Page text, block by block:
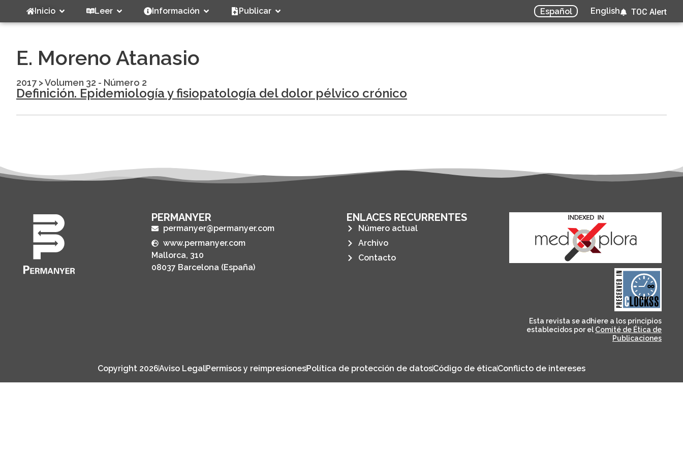
Inicio Leer Información Publicar Español English TOC Alert
E. Moreno Atanasio
2017 >Volumen 32 - Número 2
Definición. Epidemiología y fisiopatología del dolor pélvico crónico
PERMANYER
permanyer@permanyer.com
www.permanyer.com
Mallorca, 310
08037 Barcelona (España)
ENLACES RECURRENTES
Número actual
Archivo
Contacto
CLOCKSS is a dak archive
that ensures the long-
term survival of web-
based scholary
publications, governed by
and for its stakeholders.
Esta revista se adhiere a los principios
establecidos por el Comité de Ética de
Publicaciones
Copyright 2026Aviso LegalPermisos y reimpresionesPolítica de protección de datosCódigo de éticaConflicto de intereses